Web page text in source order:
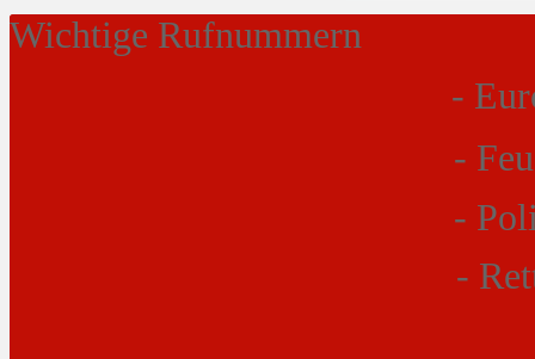
Wichtige Rufnummern
-
-
-
-